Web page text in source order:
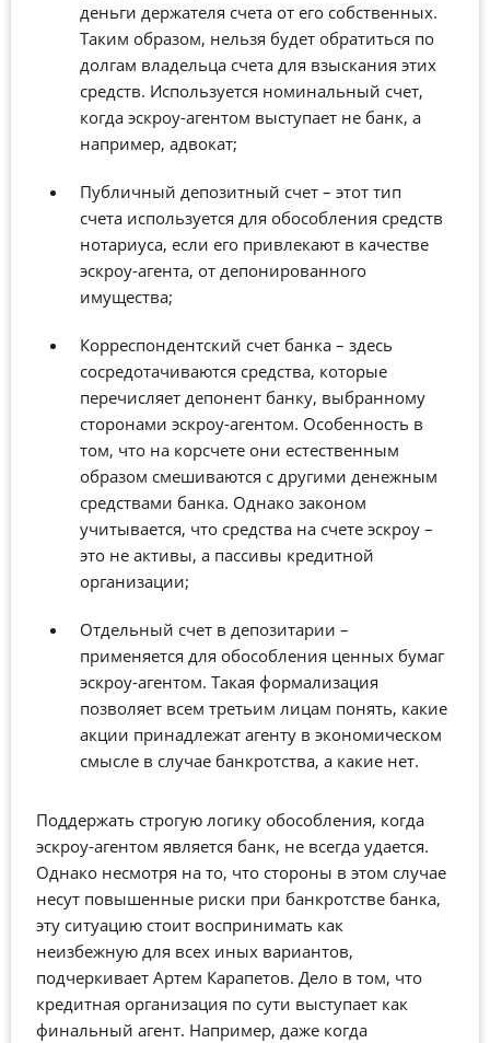
деньги держателя счета от его собственных.
Таким образом, нельзя будет обратиться по
долгам владельца счета для взыскания этих
средств. Используется номинальный счет,
когда эскроу-агентом выступает не банк, а
например, адвокат;
Публичный депозитный счет – этот тип
счета используется для обособления средств
нотариуса, если его привлекают в качестве
эскроу-агента, от депонированного
имущества;
Корреспондентский счет банка – здесь
сосредотачиваются средства, которые
перечисляет депонент банку, выбранному
сторонами эскроу-агентом. Особенность в
том, что на корсчете они естественным
образом смешиваются с другими денежным
средствами банка. Однако законом
учитывается, что средства на счете эскроу –
это не активы, а пассивы кредитной
организации;
Отдельный счет в депозитарии –
применяется для обособления ценных бумаг
эскроу-агентом. Такая формализация
позволяет всем третьим лицам понять, какие
акции принадлежат агенту в экономическом
смысле в случае банкротства, а какие нет.
Поддержать строгую логику обособления, когда
эскроу-агентом является банк, не всегда удается.
Однако несмотря на то, что стороны в этом случае
несут повышенные риски при банкротстве банка,
эту ситуацию стоит воспринимать как
неизбежную для всех иных вариантов,
подчеркивает Артем Карапетов. Дело в том, что
кредитная организация по сути выступает как
финальный агент. Например, даже когда